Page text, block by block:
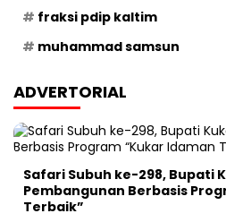
fraksi pdip kaltim
muhammad samsun
ADVERTORIAL
Safari Subuh ke-298, Bupati
Pembangunan Berbasis
Terbaik”